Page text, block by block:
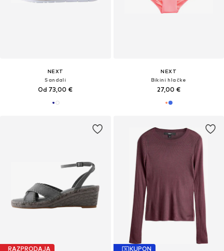
NEXT
Sandali
Od 73,00 €
NEXT
Bikini hlačke
27,00 €
RAZPRODAJA KUPON